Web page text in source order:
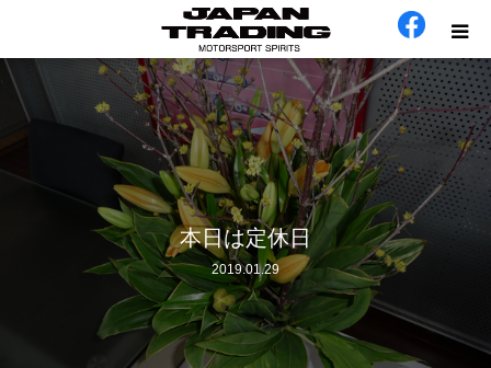
本日は定休日
2019.01.29
在庫車
会社概要
カテゴリー
工場日誌